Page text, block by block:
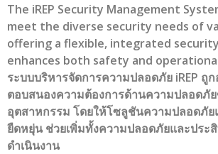
The iREP Security Management
meet the diverse security needs of
offering a flexible, integrated
enhances both safety and
ระบบบริหารจัดการความปลอดภัย iREP ถู
ตอบสนองความต้องการด้านความปลอดภั
อุตสาหกรรม โดยให้โซลูชันความปลอดภั
ยืดหยุ่น ช่วยเพิ่มทั้งความปลอดภัยและประ
ดำเนินงาน